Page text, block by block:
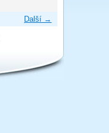
Další →